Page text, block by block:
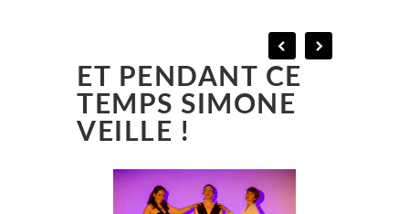
ET PENDANT CE
TEMPS SIMONE
VEILLE !